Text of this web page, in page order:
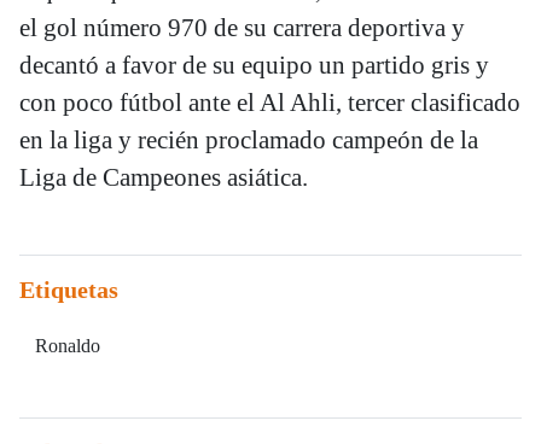
el gol número 970 de su carrera deportiva y
decantó a favor de su equipo un partido gris y
con poco fútbol ante el Al Ahli, tercer clasificado
en la liga y recién proclamado campeón de la
Liga de Campeones asiática.
Etiquetas
Ronaldo